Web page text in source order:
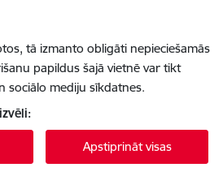
tā izmanto obligāti nepieciešamās
papildus šajā vietnē var tikt
sociālo mediju sīkdatnes.
Apstiprināt visas